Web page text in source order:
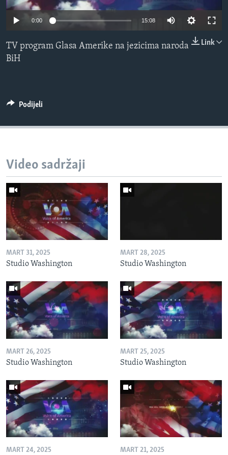
MAGAZIN
Learning English
Jezici
0:00 15:08
Link
TV program Glasa Amerike na jezicima naroda
BiH
Podijeli
Video sadržaji
MART 31, 2025
Studio Washington
MART 28, 2025
Studio Washington
MART 26, 2025
Studio Washington
MART 25, 2025
Studio Washington
MART 24, 2025 MART 21, 2025